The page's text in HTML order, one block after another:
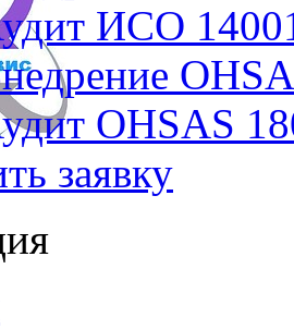
ИСО
OHSAS
заявку